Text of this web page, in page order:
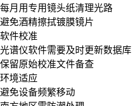
每月用专用镜头纸清理光路
避免酒精擦拭镀膜镜片
软件校准
光谱仪软件需要及时更新数据库
保留原始校准文件备查
环境适应
避免设备频繁移动